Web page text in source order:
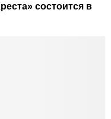
состоится в